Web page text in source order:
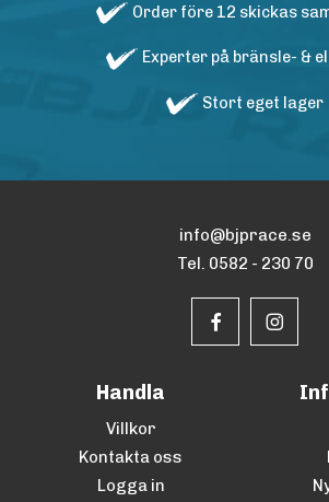
Order före 12 skickas
Experter på bränsle- &
Stort eget lager
info@bjprace.se
Tel. 0582 - 230 70
Handla
Villkor
Kontakta oss
Logga in